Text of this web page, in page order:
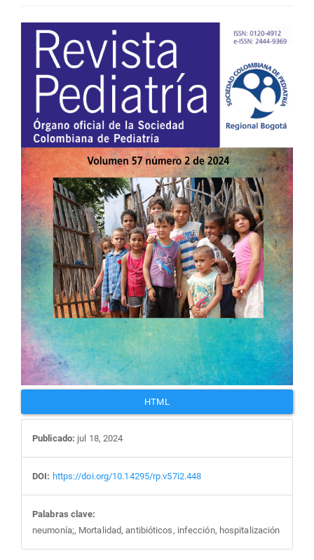
Barra
lateral
del
artículo
HTML
Publicado: jul 18, 2024
DOI: https://doi.org/10.14295/rp.v57i2.448
Palabras clave:
neumonía;, Mortalidad, antibióticos, infección, hospitalización